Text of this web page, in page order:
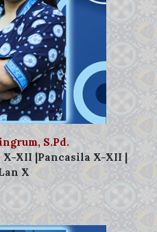
S.Pd.
XII |Pancasila X-XII |
X